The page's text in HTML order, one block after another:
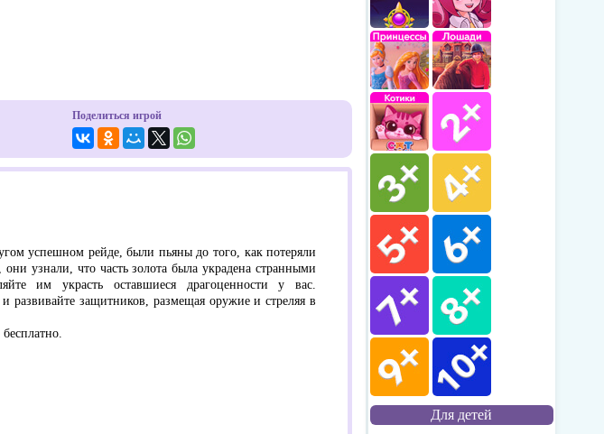
Поделиться игрой
успешном рейде, были пьяны до того, как потеряли
узнали, что часть золота была украдена странными
им украсть оставшиеся драгоценности у вас.
развивайте защитников, размещая оружие и стреляя в
Для детей